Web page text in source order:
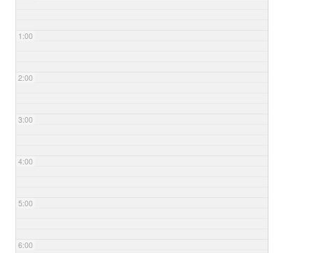
1:00
2:00
3:00
4:00
5:00
6:00